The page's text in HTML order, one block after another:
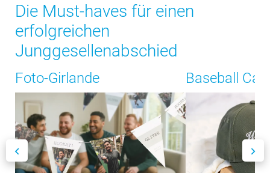
Die Must-haves für einen
erfolgreichen
Junggesellenabschied
Foto-Girlande Baseball Cap